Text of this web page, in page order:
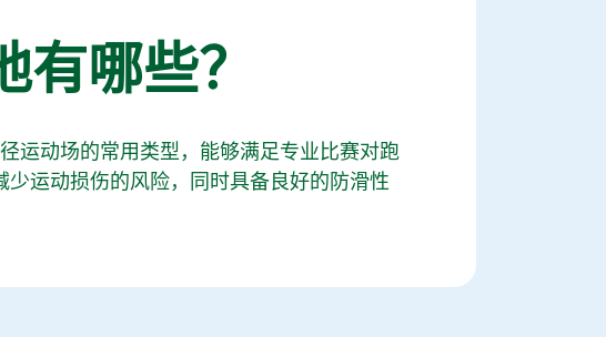
哪些？
运动场的常用类型，能够满足专业比赛对跑
运动损伤的风险，同时具备良好的防滑性